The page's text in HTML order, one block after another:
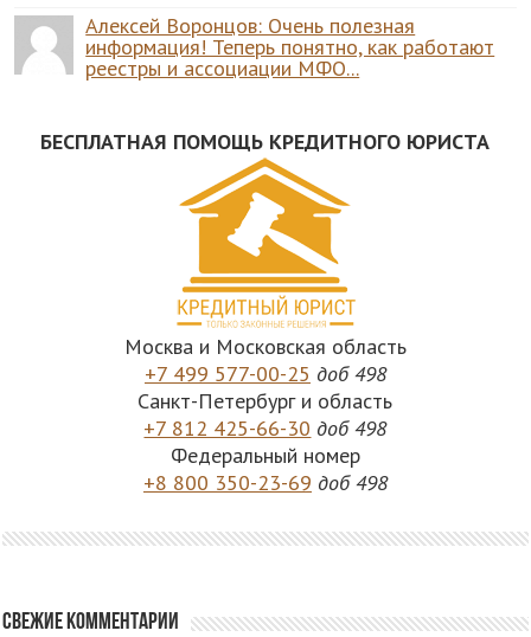
Алексей Воронцов: Очень полезная
информация! Теперь понятно, как работают
реестры и ассоциации МФО...
БЕСПЛАТНАЯ ПОМОЩЬ КРЕДИТНОГО ЮРИСТА
Москва и Московская область
+7 499 577-00-25 доб 498
Санкт-Петербург и область
+7 812 425-66-30 доб 498
Федеральный номер
+8 800 350-23-69 доб 498
Свежие комментарии